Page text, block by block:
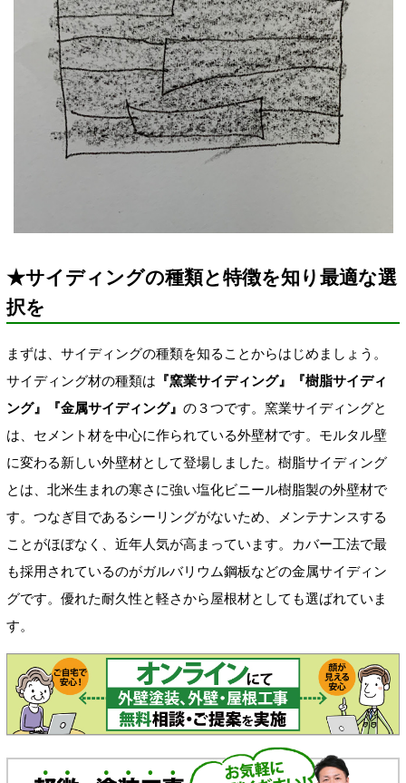
★サイディングの種類と特徴を知り最適な選
択を
まずは、サイディングの種類を知ることからはじめましょう。
サイディング材の種類は 『窯業サイディング』『樹脂サイディ
ング』『金属サイディング』 の３つです。窯業サイディングと
は、セメント材を中心に作られている外壁材です。モルタル壁
に変わる新しい外壁材として登場しました。樹脂サイディング
とは、北米生まれの寒さに強い塩化ビニール樹脂製の外壁材で
す。つなぎ目であるシーリングがないため、メンテナンスする
ことがほぼなく、近年人気が高まっています。カバー工法で最
も採用されているのがガルバリウム鋼板などの金属サイディン
グです。優れた耐久性と軽さから屋根材としても選ばれていま
す。